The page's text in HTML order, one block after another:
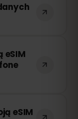
lub
go
–
eSIM
eSIM